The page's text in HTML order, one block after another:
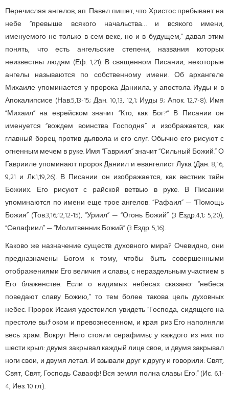
Перечисляя ангелов, ап. Павел пишет, что Христос пребывает на
небе “превыше всякого начальства… и всякого имени,
именуемого не только в сем веке, но и в будущем,” давая этим
понять, что есть ангельские степени, названия которых
неизвестны людям (Еф. 1,21). В священном Писании, некоторые
ангелы называются по собственному имени. Об архангеле
Михаиле упоминается у пророка Даниила, у апостола Иуды и в
Апокалипсисе (Нав.5,13-15; Дан. 10,13, 12,1; Иуды 9; Апок. 12,7-8). Имя
“Михаил” на еврейском значит “Кто, как Бог?” В Писании он
именуется “вождем воинства Господня” и изображается, как
главный борец против дьявола и его слуг. Обычно его рисуют с
огненным мечем в руке. Имя “Гавриил” значит “Сильный Божий.” О
Гаврииле упоминают пророк Даниил и евангелист Лука (Дан. 8,16,
9,21 и Лк.1,19,26). В Писании он изображается, как вестник тайн
Божиих. Его рисуют с райской ветвью в руке. В Писании
упоминаются по имени еще трое ангелов: “Рафаил” — “Помощь
Божия” (Тов.3,16;12,12-15), “Уриил” — “Огонь Божий” (3 Ездр.4,1; 5,20),
“Селафиил” — “Молитве­нник Божий” (3 Ездр. 5,16).
Каково же назначение существ духовного мира? Очевидно, они
предназначены Богом к тому, чтобы быть совершенными
отображениями Его величия и славы, с нераздельным участием в
Его блаженстве. Если о видимых небесах сказано: “небеса
поведают славу Божию,” то тем более такова цель духовных
небес. Пророк Исаия удостоился увидеть “Господа, сидящего на
престоле выﾁоком и превознесенном, и края риз Его наполняли
весь храм. Вокруг Него стояли серафимы; у каждого из них по
шести крыл: двумя закрывал каждый лице свое, и двумя закрывал
ноги свои, и двумя летал. И взывали друг к другу и говорили: Свят,
Свят, Свят, Господь Саваоф! Вся земля полна славы Его!” (Ис. 6,1-
4, Иез. 10 гл.).